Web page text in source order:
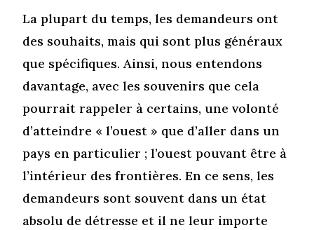
La plupart du temps, les demandeurs ont
des souhaits, mais qui sont plus généraux
que spécifiques. Ainsi, nous entendons
davantage, avec les souvenirs que cela
pourrait rappeler à certains, une volonté
d’atteindre « l’ouest » que d’aller dans un
pays en particulier ; l’ouest pouvant être à
l’intérieur des frontières. En ce sens, les
demandeurs sont souvent dans un état
absolu de détresse et il ne leur importe